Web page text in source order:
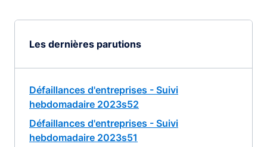
Les dernières parutions
Défaillances d'entreprises - Suivi
hebdomadaire 2023s52
Défaillances d'entreprises - Suivi
hebdomadaire 2023s51